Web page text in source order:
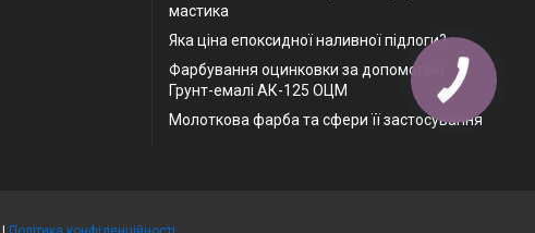
мастика
Яка ціна епоксидної наливної підлоги?
Фарбування оцинковки за допомогою
Грунт-емалі АК-125 ОЦМ
Молоткова фарба та сфери її застосування